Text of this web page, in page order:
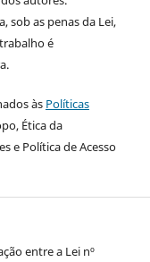
sob as penas da Lei,
é
às Políticas
Ética da
e Política de Acesso
entre a Lei nº